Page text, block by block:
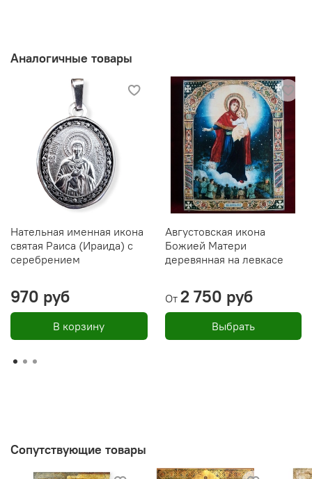
Аналогичные товары
Нательная именная икона
святая Раиса (Ираида) с
серебрением
970 руб
В корзину
Августовская икона
Божией Матери
деревянная на левкасе
От 2 750 руб
Выбрать
Сопутствующие товары